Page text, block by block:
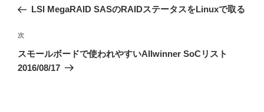
ナ
ビ
ゲ
ー
の
稿
LSI MegaRAID SASのRAIDステータスをLinuxで取る
次
の
投
次
スモールボードで使われやすいAllwinner SoCリスト
2016/08/17